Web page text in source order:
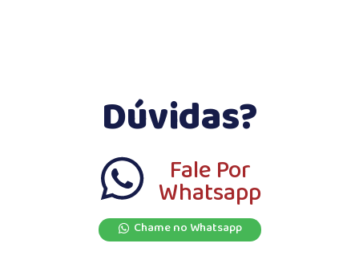
Dúvidas?
Fale Por
Whatsapp
Chame no Whatsapp